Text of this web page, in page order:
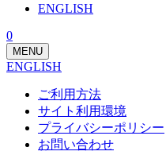
ENGLISH
0
MENU
ENGLISH
ご利用方法
サイト利用環境
プライバシーポリシー
お問い合わせ